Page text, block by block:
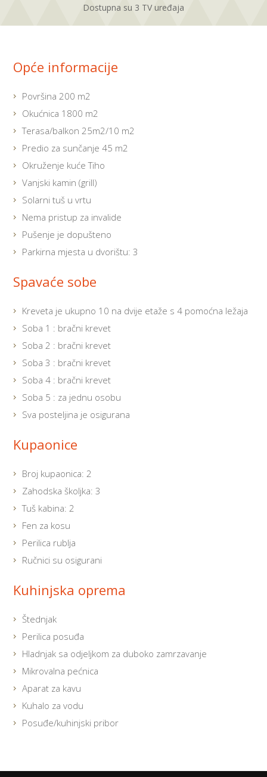
Dostupna su 3 TV uređaja
Opće informacije
Površina 200 m2
Okućnica 1800 m2
Terasa/balkon 25m2/10 m2
Predio za sunčanje 45 m2
Okruženje kuće Tiho
Vanjski kamin (grill)
Solarni tuš u vrtu
Nema pristup za invalide
Pušenje je dopušteno
Parkirna mjesta u dvorištu: 3
Spavaće sobe
Kreveta je ukupno 10 na dvije etaže s 4 pomoćna ležaja
Soba 1 : bračni krevet
Soba 2 : bračni krevet
Soba 3 : bračni krevet
Soba 4 : bračni krevet
Soba 5 : za jednu osobu
Sva posteljina je osigurana
Kupaonice
Broj kupaonica: 2
Zahodska školjka: 3
Tuš kabina: 2
Fen za kosu
Perilica rublja
Ručnici su osigurani
Kuhinjska oprema
Štednjak
Perilica posuđa
Hladnjak sa odjeljkom za duboko zamrzavanje
Mikrovalna pećnica
Aparat za kavu
Kuhalo za vodu
Posuđe/kuhinjski pribor